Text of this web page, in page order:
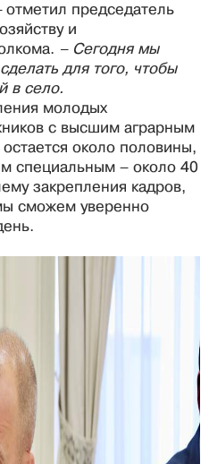
отметил председатель
и
– Сегодня мы
для того, чтобы
в село.
молодых
с высшим аграрным
около половины,
специальным – около 40
закрепления кадров,
сможем уверенно